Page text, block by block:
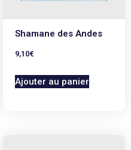
Shamane des Andes
9,10€
Ajouter au panier